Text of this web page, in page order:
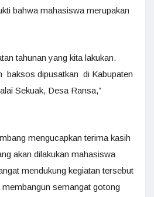
bahwa mahasiswa merupakan
tahunan yang kita lakukan.
baksos dipusatkan di Kabupaten
Sekuak, Desa Ransa,”
mengucapkan terima kasih
akan dilakukan mahasiswa
mendukung kegiatan tersebut
semangat gotong